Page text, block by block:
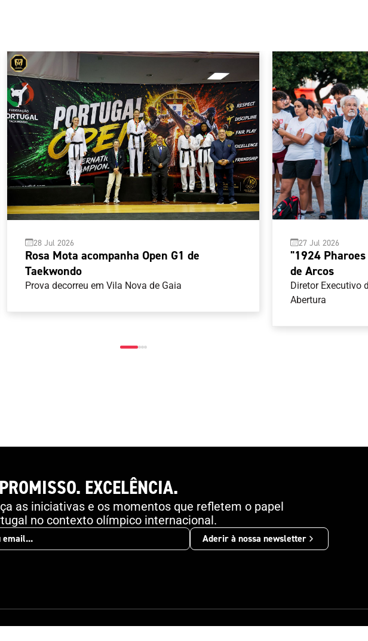
28 Jul 2026
Rosa Mota acompanha Open G1 de
Taekwondo
Prova decorreu em Vila Nova de Gaia
27 Jul 2026
"1924
de Arcos
Diretor Executivo
Abertura
EXCELÊNCIA.
as iniciativas e os momentos que refletem o papel
no contexto olímpico internacional.
Aderir à nossa newsletter